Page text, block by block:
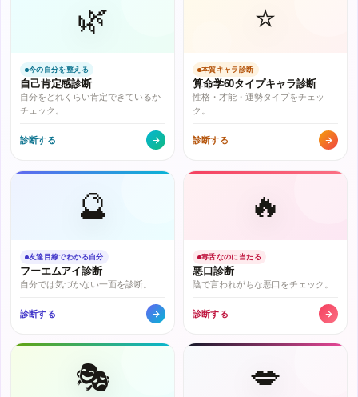
🌿
今の自分を整える
自己肯定感診断
自分をどれくらい肯定できているか
チェック。
診断する
⭐
本質キャラ診断
算命学60タイプキャラ診断
性格・才能・運勢タイプをチェッ
ク。
診断する
🔮
友達目線でわかる自分
フーエムアイ診断
自分では気づかない一面を診断。
診断する
🔥
毒舌なのに当たる
悪口診断
陰で言われがちな悪口をチェック。
診断する
🎭 💋